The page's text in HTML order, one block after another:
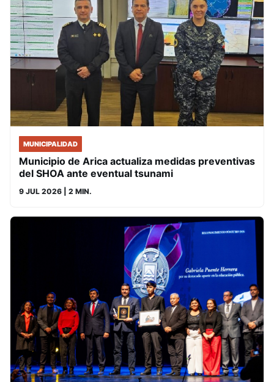
MUNICIPALIDAD
Municipio de Arica actualiza medidas preventivas
del SHOA ante eventual tsunami
9 JUL 2026 | 2 MIN.